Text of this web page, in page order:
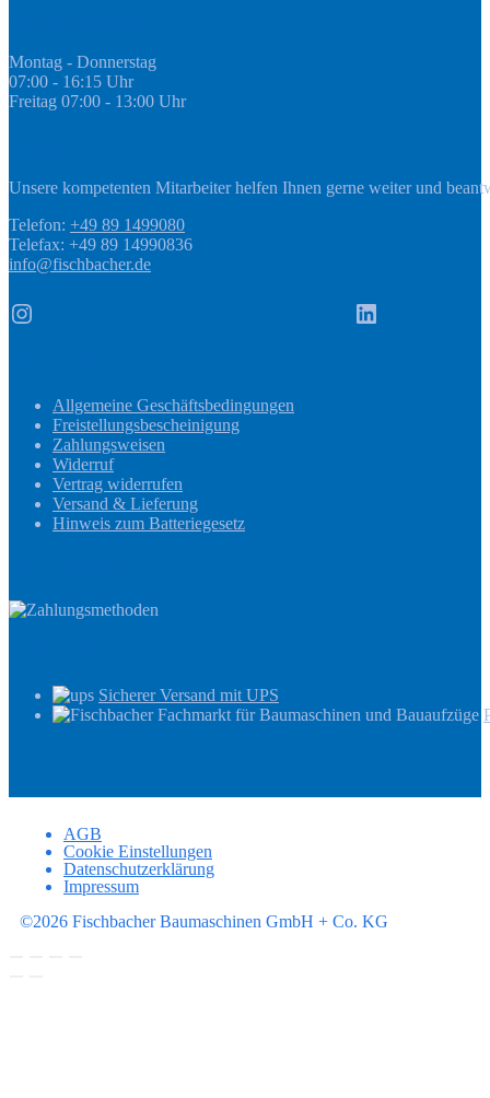
Montag - Donnerstag
07:00 - 16:15 Uhr
Freitag 07:00 - 13:00 Uhr
Unsere kompetenten Mitarbeiter helfen Ihnen gerne weiter und
Telefon: +49 89 1499080
Telefax: +49 89 14990836
info@fischbacher.de
Instagram LinkedIn
Allgemeine Geschäftsbedingungen
Freistellungsbescheinigung
Zahlungsweisen
Widerruf
Vertrag widerrufen
Versand & Lieferung
Hinweis zum Batteriegesetz
Sicherer Versand mit UPS
AGB
Cookie Einstellungen
Datenschutzerklärung
Impressum
©2026 Fischbacher Baumaschinen GmbH + Co. KG